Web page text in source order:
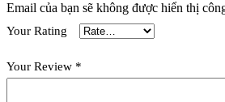
Email của bạn sẽ không được hiển thị
Your Rating
Your Review *